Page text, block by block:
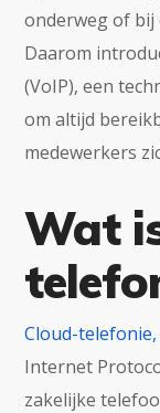
onderweg of bij
Daarom
(VoIP), een
om altijd
medewerkers
Wat
Cloud-telefonie,
Internet
zakelijke